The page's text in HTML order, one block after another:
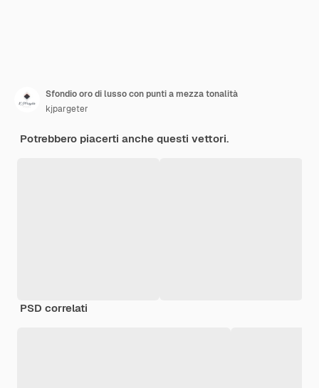
Sfondio oro di lusso con punti a mezza tonalità
kjpargeter
Potrebbero piacerti anche questi vettori.
PSD correlati